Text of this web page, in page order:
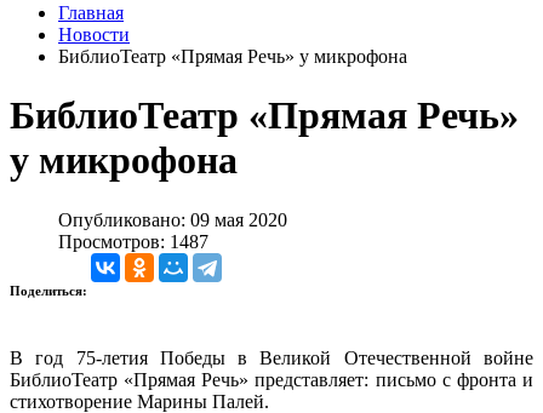
Главная
Новости
БиблиоТеатр «Прямая Речь» у микрофона
БиблиоТеатр «Прямая Речь»
у микрофона
Опубликовано: 09 мая 2020
Просмотров: 1487
Поделиться:
В год 75-летия Победы в Великой Отечественной войне
БиблиоТеатр «Прямая Речь» представляет: письмо с фронта и
стихотворение Марины Палей.